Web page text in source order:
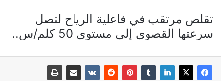
تقلص مرتقب في فاعلية الرياح لتصل
سرعتها القصوى إلى مستوى 50 كلم/س..